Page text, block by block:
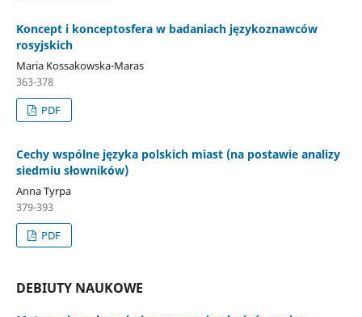
Koncept i konceptosfera w badaniach językoznawców
rosyjskich
Maria Kossakowska-Maras
363-378
PDF
Cechy wspólne języka polskich miast (na postawie analizy
siedmiu słowników)
Anna Tyrpa
379-393
PDF
DEBIUTY NAUKOWE